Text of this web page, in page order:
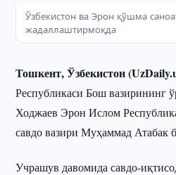
Ўзбекистон ва Эрон қўшма
жадаллаштирмоқда
Тошкент, Ўзбекистон
Республикаси Бош вазирининг
Ходжаев Эрон Ислом
савдо вазири Муҳаммад Атабак
Учрашув давомида савдо-